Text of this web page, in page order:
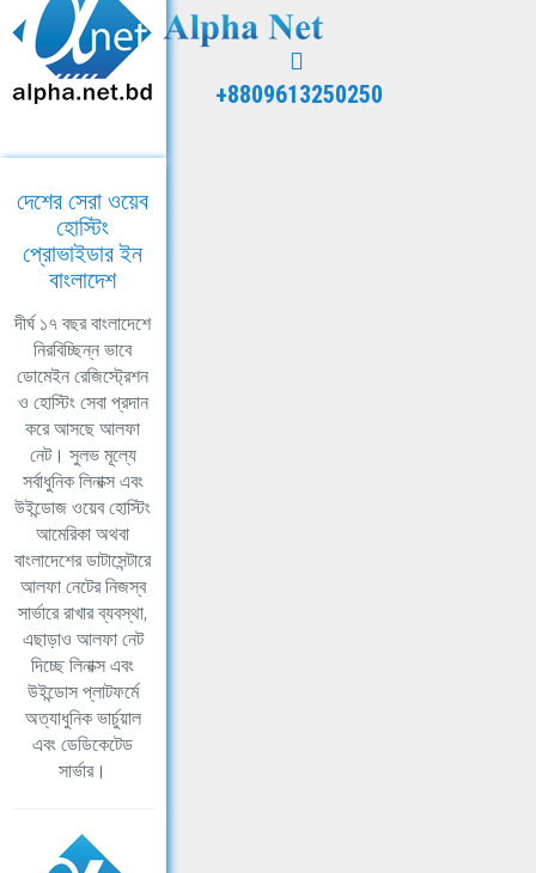
+8809613250250
দেশের সেরা ওয়েব
হোস্টিং
প্রোভাইডার ইন
বাংলাদেশ
দীর্ঘ ১৭ বছর বাংলাদেশে
নিরবিচ্ছিন্ন ভাবে
ডোমেইন রেজিস্ট্রেশন
ও হোস্টিং সেবা প্রদান
করে আসছে আলফা
নেট। সুলভ মূল্যে
সর্বাধুনিক লিনাক্স এবং
উইন্ডোজ ওয়েব হোস্টিং
আমেরিকা অথবা
বাংলাদেশের ডাটাসেন্টারে
আলফা নেটের নিজস্ব
সার্ভারে রাখার ব্যবস্থা,
এছাড়াও আলফা নেট
দিচ্ছে লিনাক্স এবং
উইন্ডোস প্লাটফর্মে
অত্যাধুনিক ভার্চুয়াল
এবং ডেডিকেটেড
সার্ভার।